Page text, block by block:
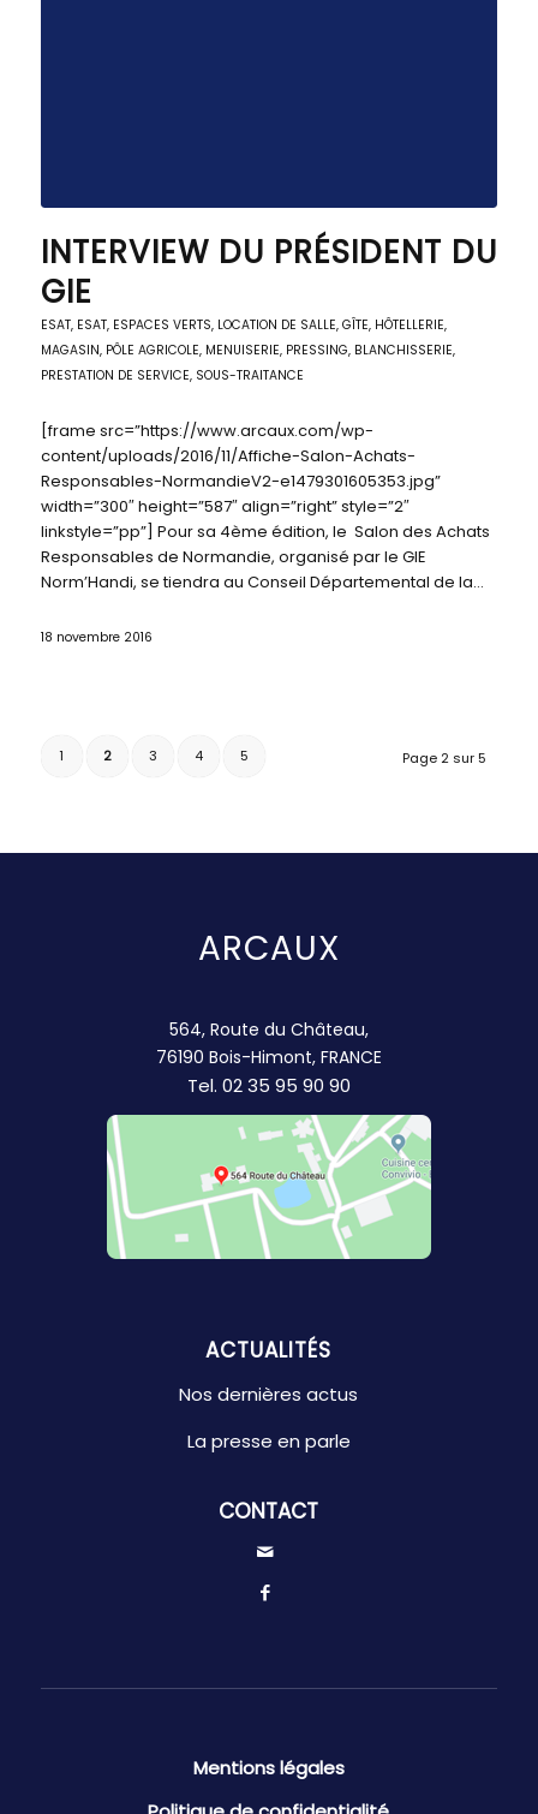
INTERVIEW DU PRÉSIDENT DU
GIE
ESAT, ESAT, ESPACES VERTS, LOCATION DE SALLE, GÎTE, HÔTELLERIE,
MAGASIN, PÔLE AGRICOLE, MENUISERIE, PRESSING, BLANCHISSERIE,
PRESTATION DE SERVICE, SOUS-TRAITANCE
[frame src=”https://www.arcaux.com/wp-
content/uploads/2016/11/Affiche-Salon-Achats-
Responsables-NormandieV2-e1479301605353.jpg”
width=”300″ height=”587″ align=”right” style=”2″
linkstyle=”pp”] Pour sa 4ème édition, le Salon des Achats
Responsables de Normandie, organisé par le GIE
Norm’Handi, se tiendra au Conseil Départemental de la…
18 novembre 2016
Page 2 sur 5
1 2 3 4 5
ARCAUX
564, Route du Château,
76190 Bois-Himont, FRANCE
Tel. 02 35 95 90 90
ACTUALITÉS
Nos dernières actus
La presse en parle
CONTACT
Mentions légales